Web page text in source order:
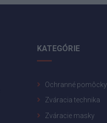
KATEGÓRIE
Ochranné pomôcky
Zváracia technika
Zváracie masky